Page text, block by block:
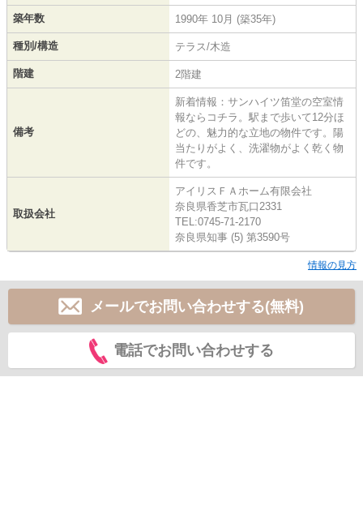
築年数 1990年 10月 (築35年)
種別/構造 テラス/木造
階建 2階建
備考
新着情報：サンハイツ笛堂の空室情
報ならコチラ。駅まで歩いて12分ほ
どの、魅力的な立地の物件です。陽
当たりがよく、洗濯物がよく乾く物
件です。
取扱会社
アイリスＦＡホーム有限会社
奈良県香芝市瓦口2331
TEL:0745-71-2170
奈良県知事 (5) 第3590号
情報の見方
メールでお問い合わせする(無料)
電話でお問い合わせする